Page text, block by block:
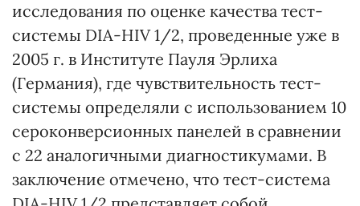
исследования по оценке качества тест-
системы DIA-HIV 1/2, проведенные уже в
2005 г. в Институте Пауля Эрлиха
(Германия), где чувствительность тест-
системы определяли с использованием 10
сероконверсионных панелей в сравнении
с 22 аналогичными диагностикумами. В
заключение отмечено, что тест-система